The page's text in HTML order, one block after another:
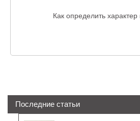
Как определить
Последние статьи